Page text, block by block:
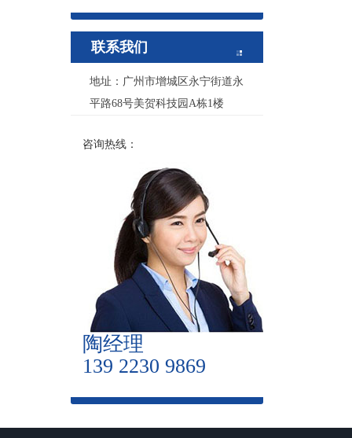
联系我们
地址：广州市增城区永宁街道永
平路68号美贺科技园A栋1楼
咨询热线：
陶经理
139 2230 9869